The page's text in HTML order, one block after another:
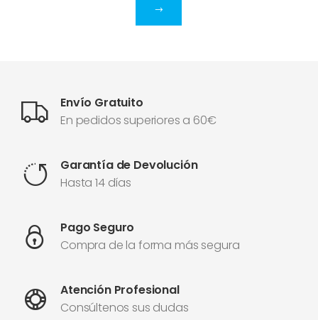
Envío Gratuito
En pedidos superiores a 60€
Garantía de Devolución
Hasta 14 días
Pago Seguro
Compra de la forma más segura
Atención Profesional
Consúltenos sus dudas